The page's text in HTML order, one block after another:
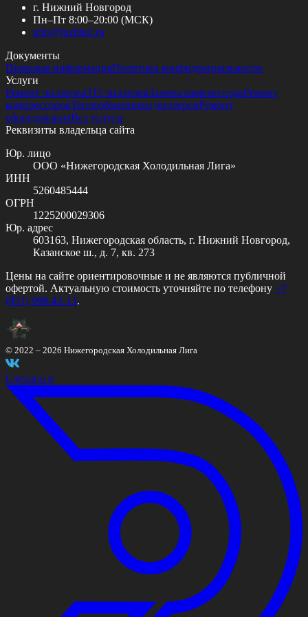
г. Нижний Новгород
Пн–Пт 8:00–20:00 (МСК)
info@nizhhol.ru
Документы
Правовая информацияПолитика конфиденциальности
Услуги
Ремонт чиллеровТО чиллеровЗамена компрессораРемонт
компрессоровТеплообменники чиллеровРемонт
оборудованияВсе услуги
Реквизиты владельца сайта
Юр. лицо
ООО «Нижегородская Холодильная Лига»
ИНН
5260485444
ОГРН
1225200029306
Юр. адрес
603163, Нижегородская область, г. Нижний Новгород,
Казанское ш., д. 7, кв. 273
Цены на сайте ориентировочные и не являются публичной
офертой. Актуальную стоимость уточняйте по телефону +7
(951) 908-42-13.
© 2022 – 2026 Нижегородская Холодильная Лига
Сделано в